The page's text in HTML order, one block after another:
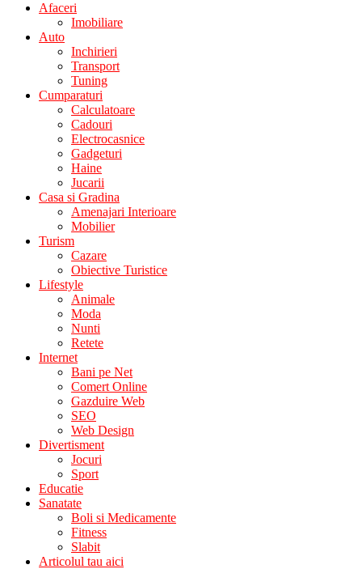
Afaceri
Imobiliare
Auto
Inchirieri
Transport
Tuning
Cumparaturi
Calculatoare
Cadouri
Electrocasnice
Gadgeturi
Haine
Jucarii
Casa si Gradina
Amenajari Interioare
Mobilier
Turism
Cazare
Obiective Turistice
Lifestyle
Animale
Moda
Nunti
Retete
Internet
Bani pe Net
Comert Online
Gazduire Web
SEO
Web Design
Divertisment
Jocuri
Sport
Educatie
Sanatate
Boli si Medicamente
Fitness
Slabit
Articolul tau aici